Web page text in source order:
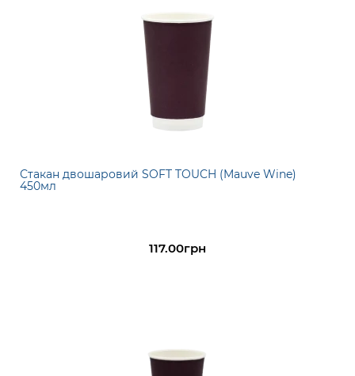
Стакан двошаровий SOFT TOUCH (Mauve Wine)
450мл
117.00грн